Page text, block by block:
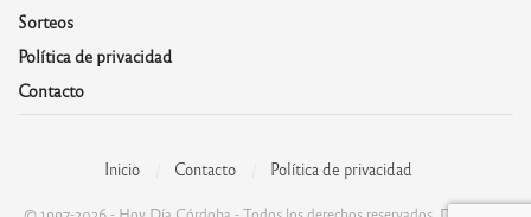
Sorteos
Política de privacidad
Contacto
Inicio Contacto Política de privacidad